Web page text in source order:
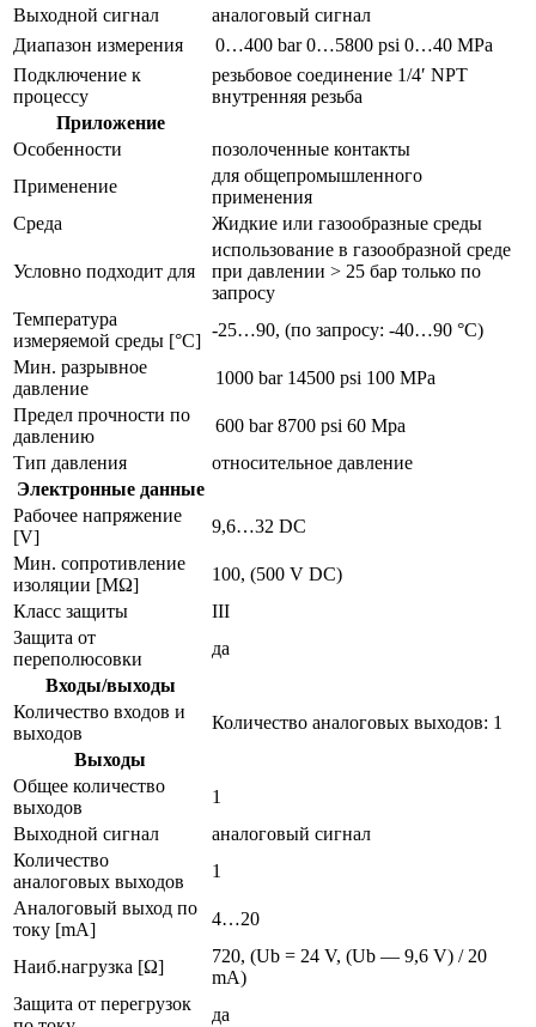
Выходной сигнал
аналоговый сигнал
Диапазон измерения
0…400 bar 0…5800 psi 0…40 MPa
Подключение к
процессу
резьбовое соединение 1/4′ NPT
внутренняя резьба
Приложение
Особенности
позолоченные контакты
Применение
для общепромышленного
применения
Среда
Жидкие или газообразные среды
Условно подходит для
использование в газообразной среде
при давлении > 25 бар только по
запросу
Температура
измеряемой среды [°C]
-25…90, (по запросу: -40…90 °C)
Мин. разрывное
давление
1000 bar 14500 psi 100 MPa
Предел прочности по
давлению
600 bar 8700 psi 60 Mpa
Тип давления
относительное давление
Электронные данные
Рабочее напряжение
[V]
9,6…32 DC
Мин. сопротивление
изоляции [MΩ]
100, (500 V DC)
Класс защиты
III
Защита от
переполюсовки
да
Входы/выходы
Количество входов и
выходов
Количество аналоговых выходов: 1
Выходы
Общее количество
выходов
1
Выходной сигнал
аналоговый сигнал
Количество
аналоговых выходов
1
Аналоговый выход по
току [mA]
4…20
Наиб.нагрузка [Ω]
720, (Ub = 24 V, (Ub — 9,6 V) / 20
mA)
Защита от перегрузок
да